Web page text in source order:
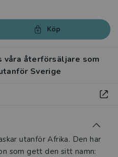
Köp
våra återförsäljare som
Sverige
utanför Afrika. Den har
som gett den sitt namn: